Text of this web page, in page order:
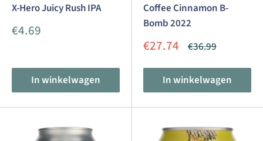
X-Hero Juicy Rush IPA
Aanbiedingsprijs
€4.69
In winkelwagen
Coffee Cinnamon B-
Bomb 2022
Aanbiedingsprijs
€27.74 Normale
€36.99
In winkelwagen